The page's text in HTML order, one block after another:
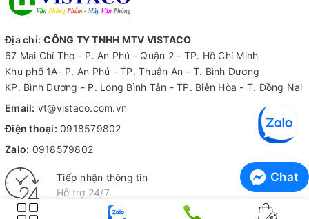
Địa chỉ: CÔNG TY TNHH MTV VISTACO
67 Mai Chí Tho - P. An Phú - Quận 2 - TP. Hồ Chí Minh
Khu phố 1A- P. An Phú - TP. Thuận An - T. Bình Dương
KP. Bình Dương - P. Long Bình Tân - TP. Biên Hòa - T. Đồng Nai
Email: vt@vistaco.com.vn
Điện thoại: 0918579802
Zalo: 0918579802
Tiếp nhận thông tin
Hỗ trợ 24/7
Chat